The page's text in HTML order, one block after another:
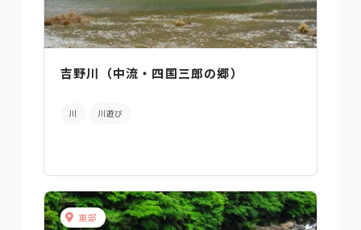
吉野川（中流・四国三郎の郷）
川 川遊び
東部